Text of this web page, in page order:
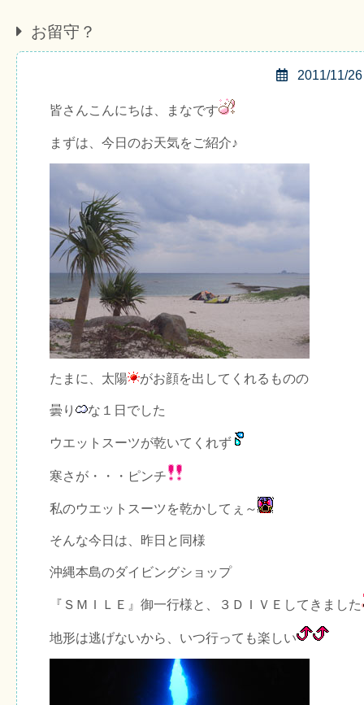
お留守？
2011/11/26
皆さんこんにちは、まなです
まずは、今日のお天気をご紹介♪
たまに、太陽 がお顔を出してくれるものの
曇り な１日でした
ウエットスーツが乾いてくれず
寒さが・・・ピンチ
私のウエットスーツを乾かしてぇ～
そんな今日は、昨日と同様
沖縄本島のダイビングショップ
『ＳＭＩＬＥ』御一行様と、３ＤＩＶＥしてきました
地形は逃げないから、いつ行っても楽しい